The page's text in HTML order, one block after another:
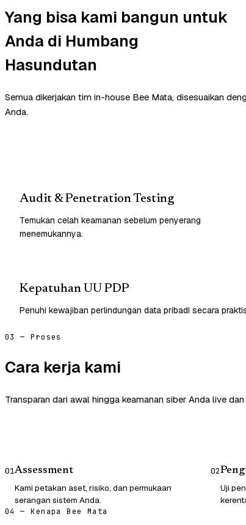
Yang bisa kami bangun untuk
Anda di Humbang
Hasundutan
Semua dikerjakan tim in-house Bee Mata, disesuaikan
Anda.
Audit & Penetration Testing
Temukan celah keamanan sebelum penyerang
menemukannya.
Kepatuhan UU PDP
Penuhi kewajiban perlindungan data pribadi secara
03 — Proses
Cara kerja kami
Transparan dari awal hingga keamanan siber Anda live
01Assessment
Kami petakan aset, risiko, dan permukaan
serangan sistem Anda.
02
Uji
04 — Kenapa Bee Mata